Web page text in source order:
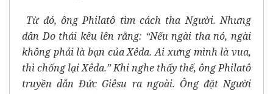
Từ đó, ông Philatô tìm cách tha Người. Nhưng
dân Do thái kêu lên rằng: “Nếu ngài tha nó, ngài
không phải là bạn của Xêda. Ai xưng mình là vua,
thì chống lại Xêda.” Khi nghe thấy thế, ông Philatô
truyền dẫn Đức Giêsu ra ngoài. Ông đặt Người